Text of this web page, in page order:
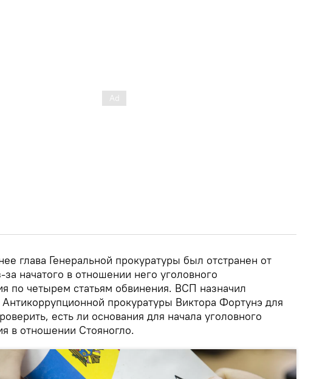
глава Генеральной прокуратуры был отстранен от
начатого в отношении него уголовного
по четырем статьям обвинения. ВСП назначил
прокуратуры Виктора Фортунэ для
есть ли основания для начала уголовного
в отношении Стояногло.